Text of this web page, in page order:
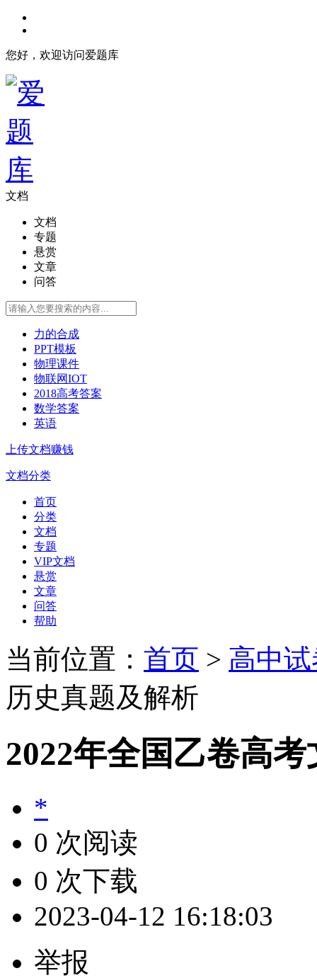
您好，欢迎访问爱题库
文档
文档
专题
悬赏
文章
问答
力的合成
PPT模板
物理课件
物联网IOT
2018高考答案
数学答案
英语
上传文档赚钱
文档分类
首页
分类
文档
专题
VIP文档
悬赏
文章
问答
帮助
当前位置： 首页 > 高中
历史真题及解析
2022年全国乙卷高
*
0 次阅读
0 次下载
2023-04-12 16:18:03
举报